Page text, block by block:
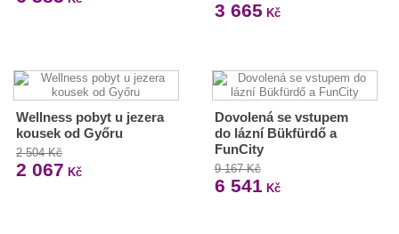
3 665 Kč
Wellness pobyt u jezera
kousek od Győru
2 504 Kč
2 067 Kč
Dovolená se vstupem
do lázní Bükfürdő a
FunCity
9 167 Kč
6 541 Kč